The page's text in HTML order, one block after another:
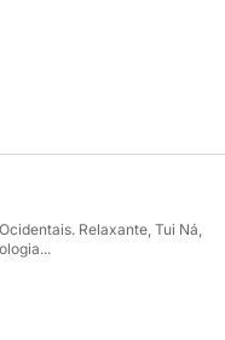
Relaxante, Tui Ná,